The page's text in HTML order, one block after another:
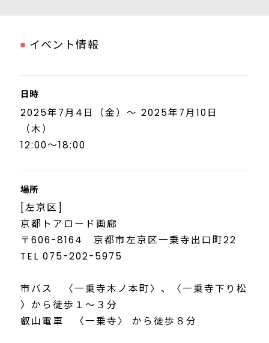
イベント情報
日時
2025年7月4日（金）～ 2025年7月10日
（木）
12:00～18:00
場所
[左京区]
京都トアロード画廊
〒606-8164 京都市左京区一乗寺出口町22
TEL 075-202-5975
市バス 〈一乗寺木ノ本町〉、〈一乗寺下り松
〉から徒歩１～３分
叡山電車 〈一乗寺〉 から徒歩８分